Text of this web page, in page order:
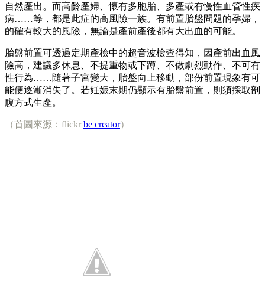
自然產出。而高齡產婦、懷有多胞胎、多產或有慢性血管性疾
病……等，都是此症的高風險一族。有前置胎盤問題的孕婦，
的確有較大的風險，無論是產前產後都有大出血的可能。
胎盤前置可透過定期產檢中的超音波檢查得知，因產前出血風
險高，建議多休息、不提重物或下蹲、不做劇烈動作、不可有
性行為……隨著子宮變大，胎盤向上移動，部份前置現象有可
能便逐漸消失了。若妊娠末期仍顯示有胎盤前置，則須採取剖
腹方式生產。
（首圖來源：flickr be creator）